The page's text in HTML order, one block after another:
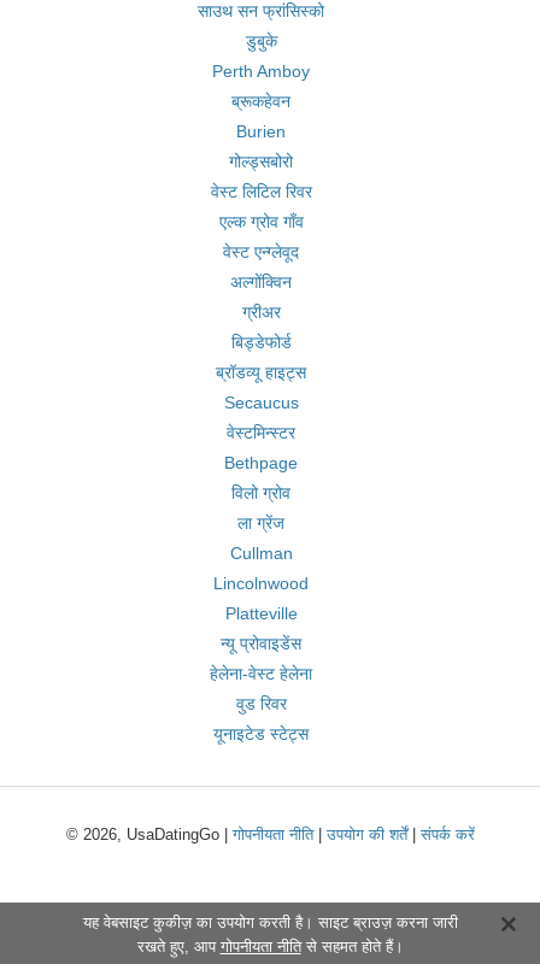
साउथ सन फ्रांसिस्को
डुबुके
Perth Amboy
ब्रूकहेवन
Burien
गोल्ड्सबोरो
वेस्ट लिटिल रिवर
एल्क ग्रोव गाँव
वेस्ट एन्ग्लेवूद
अल्गोंक्विन
ग्रीअर
बिड्डेफोर्ड
ब्रॉडव्यू हाइट्स
Secaucus
वेस्टमिन्स्टर
Bethpage
विलो ग्रोव
ला ग्रेंज
Cullman
Lincolnwood
Platteville
न्यू प्रोवाइडेंस
हेलेना-वेस्ट हेलेना
वुड रिवर
यूनाइटेड स्टेट्स
© 2026, UsaDatingGo |गोपनीयता नीति|उपयोग की शर्तें|संपर्क करें
यह वेबसाइट कुकीज़ का उपयोग करती है। साइट ब्राउज़ करना जारी
रखते हुए, आप गोपनीयता नीतिसे सहमत होते हैं।